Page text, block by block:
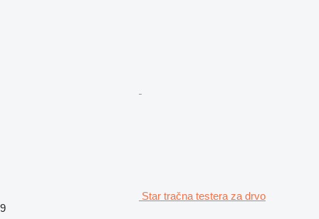
Star tračna testera za drvo
9